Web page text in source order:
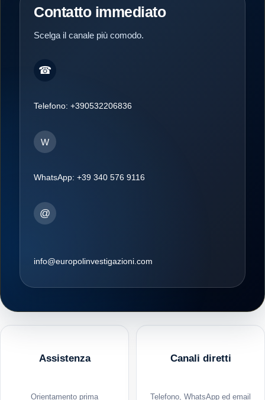
Contatto immediato
Scelga il canale più comodo.
☎
Telefono: +390532206836
W
WhatsApp: +39 340 576 9116
@
info@europolinvestigazioni.com
Assistenza
Orientamento prima
Canali diretti
Telefono, WhatsApp ed email